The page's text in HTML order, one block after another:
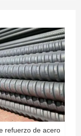
refuerzo de acero